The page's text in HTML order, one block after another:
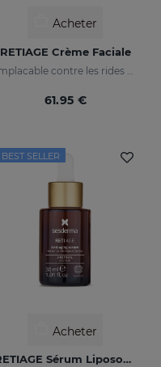
Acheter
RETIAGE Crème Faciale
61.95 €
BEST SELLER
Acheter
RETIAGE Sérum Liposomal